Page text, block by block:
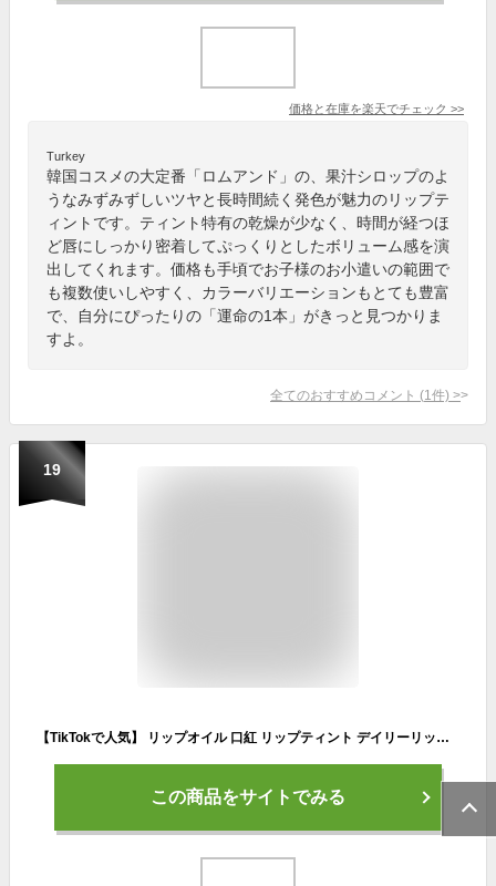
価格と在庫を楽天でチェック >>
Turkey
韓国コスメの大定番「ロムアンド」の、果汁シロップのよ
うなみずみずしいツヤと長時間続く発色が魅力のリップテ
ィントです。ティント特有の乾燥が少なく、時間が経つほ
ど唇にしっかり密着してぷっくりとしたボリューム感を演
出してくれます。価格も手頃でお子様のお小遣いの範囲で
も複数使いしやすく、カラーバリエーションもとても豊富
で、自分にぴったりの「運命の1本」がきっと見つかりま
すよ。
全てのおすすめコメント (1 件) >
19
【TikTokで人気】 リップオイル 口紅 リップティント デイリーリップケア 角質ケア 【TikTokで人気】 ティント リップ 色持ち 保湿 血色 なめらか しっとり 防水 韓国コスメ ナチュラル 長持ち 7色 3ml リップオイルアップルベリー
この商品をサイトでみる